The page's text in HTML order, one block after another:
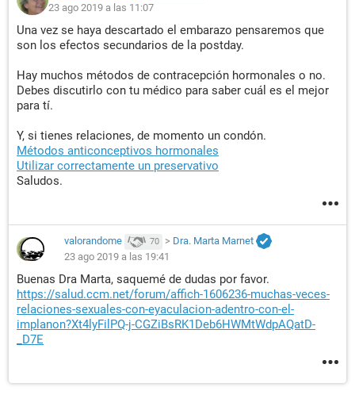
23 ago 2019 a las 11:07
Una vez se haya descartado el embarazo pensaremos que
son los efectos secundarios de la postday.
Hay muchos métodos de contracepción hormonales o no.
Debes discutirlo con tu médico para saber cuál es el mejor
para tí.
Y, si tienes relaciones, de momento un condón.
Métodos anticonceptivos hormonales
Utilizar correctamente un preservativo
Saludos.
valorandome 70 > Dra. Marta Marnet
23 ago 2019 a las 19:41
Buenas Dra Marta, saquemé de dudas por favor.
https://salud.ccm.net/forum/affich-1606236-muchas-veces-
relaciones-sexuales-con-eyaculacion-adentro-con-el-
implanon?Xt4lyFilPQ-j-CGZiBsRK1Deb6HWMtWdpAQatD-
_D7E